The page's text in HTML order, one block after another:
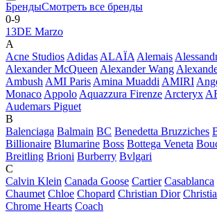
БрендыСмотреть все бренды
0-9
13DE Marzo
A
Acne StudiosAdidasALAÏAAlemais
Alexander McQueenAlexander Wang
AmbushAMI ParisAmina MuaddiAMIRI
MonacoAppoloAquazzura FirenzeArcteryx
Audemars Piguet
B
Balenciaga Balmain BC Benedetta Bruzziches
Billionaire Blumarine Boss Bottega Veneta
Breitling Brioni Burberry Bvlgari
C
Calvin Klein Canada Goose Cartier Casablanca
Chaumet Chloe Chopard Christian Dior
Chrome Hearts Coach